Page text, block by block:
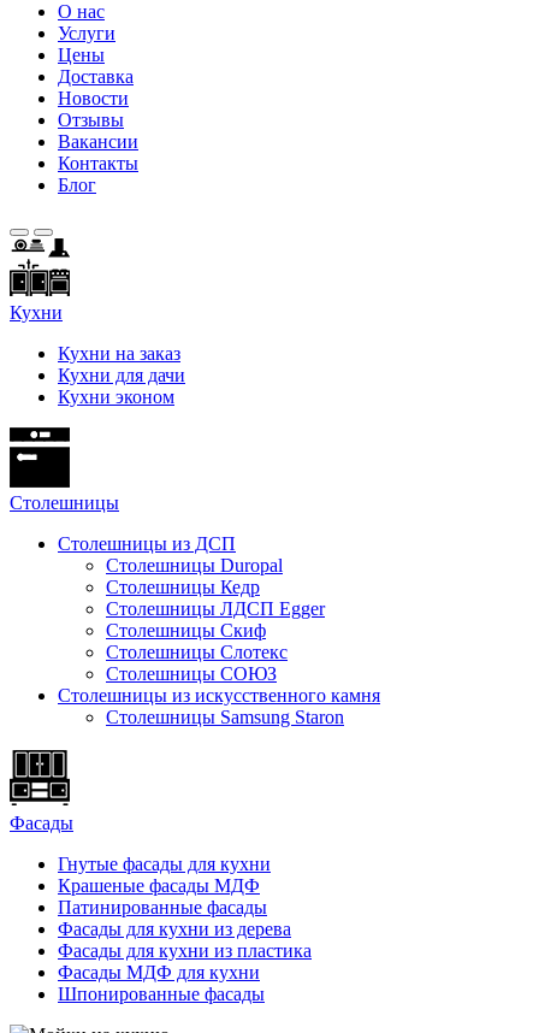
О нас
Услуги
Цены
Доставка
Новости
Отзывы
Вакансии
Контакты
Блог
Кухни
Кухни на заказ
Кухни для дачи
Кухни эконом
Cтолешницы
Столешницы из ДСП
Столешницы Duropal
Столешницы Кедр
Столешницы ЛДСП Egger
Столешницы Скиф
Столешницы Слотекс
Столешницы СОЮЗ
Столешницы из искусственного камня
Столешницы Samsung Staron
Фасады
Гнутые фасады для кухни
Крашеные фасады МДФ
Патинированные фасады
Фасады для кухни из дерева
Фасады для кухни из пластика
Фасады МДФ для кухни
Шпонированные фасады